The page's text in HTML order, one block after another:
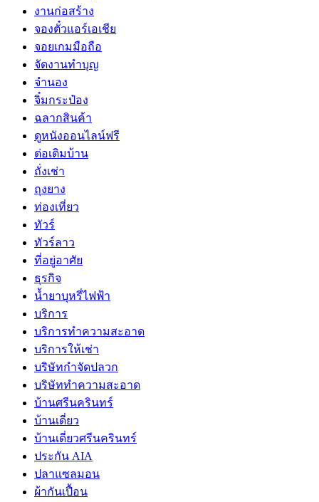
งานก่อสร้าง
จองตั๋วแอร์เอเชีย
จอยเกมมือถือ
จัดงานทำบุญ
จำนอง
จิ๋มกระป๋อง
ฉลากสินค้า
ดูหนังออนไลน์ฟรี
ต่อเติมบ้าน
ถั่งเช่า
ถุงยาง
ท่องเที่ยว
ทัวร์
ทัวร์ลาว
ที่อยู่อาศัย
ธุรกิจ
น้ำยาบุหรี่ไฟฟ้า
บริการ
บริการทำความสะอาด
บริการให้เช่า
บริษัทกำจัดปลวก
บริษัททำความสะอาด
บ้านศรีนครินทร์
บ้านเดี่ยว
บ้านเดี่ยวศรีนครินทร์
ประกัน AIA
ปลาแซลมอน
ผ้ากันเปื้อน